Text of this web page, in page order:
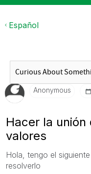
Español
Anonymous
Hacer la
valores
Hola, tengo el
resolverlo